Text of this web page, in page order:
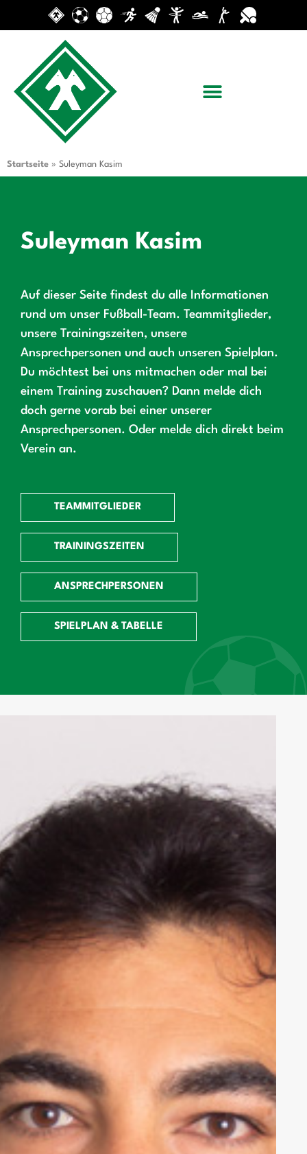
Startseite » Suleyman Kasim
Suleyman Kasim
Auf dieser Seite findest du alle Informationen
rund um unser Fußball-Team. Teammitglieder,
unsere Trainingszeiten, unsere
Ansprechpersonen und auch unseren Spielplan.
Du möchtest bei uns mitmachen oder mal bei
einem Training zuschauen? Dann melde dich
doch gerne vorab bei einer unserer
Ansprechpersonen. Oder melde dich direkt beim
Verein an.
TEAMMITGLIEDER
TRAININGSZEITEN
ANSPRECHPERSONEN
SPIELPLAN & TABELLE